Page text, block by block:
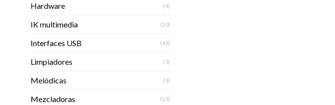
Hardware (4)
IK multimedia (10)
Interfaces USB (43)
Limpiadores (5)
Melódicas (3)
Mezcladoras (13)